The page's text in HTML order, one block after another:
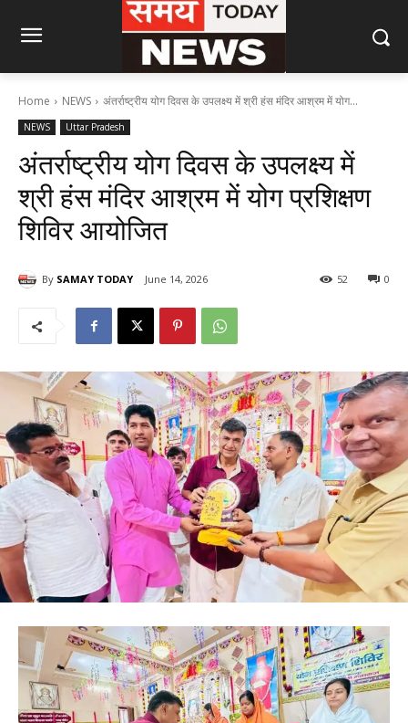
Home NEWS अंतर्राष्ट्रीय योग दिवस के उपलक्ष्य में श्री हंस मंदिर आश्रम में योग...
NEWS Uttar Pradesh
अंतर्राष्ट्रीय योग दिवस के उपलक्ष्य में
श्री हंस मंदिर आश्रम में योग प्रशिक्षण
शिविर आयोजित
By SAMAY TODAY June 14, 2026 0
52